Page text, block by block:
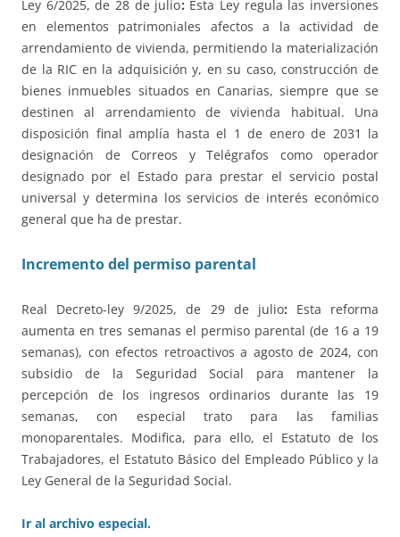
Ley 6/2025, de 28 de julio: Esta Ley regula las inversiones
en elementos patrimoniales afectos a la actividad de
arrendamiento de vivienda, permitiendo la materialización
de la RIC en la adquisición y, en su caso, construcción de
bienes inmuebles situados en Canarias, siempre que se
destinen al arrendamiento de vivienda habitual. Una
disposición final amplía hasta el 1 de enero de 2031 la
designación de Correos y Telégrafos como operador
designado por el Estado para prestar el servicio postal
universal y determina los servicios de interés económico
general que ha de prestar.
Incremento del permiso parental
Real Decreto-ley 9/2025, de 29 de julio: Esta reforma
aumenta en tres semanas el permiso parental (de 16 a 19
semanas), con efectos retroactivos a agosto de 2024, con
subsidio de la Seguridad Social para mantener la
percepción de los ingresos ordinarios durante las 19
semanas, con especial trato para las familias
monoparentales. Modifica, para ello, el Estatuto de los
Trabajadores, el Estatuto Básico del Empleado Público y la
Ley General de la Seguridad Social.
Ir al archivo especial.